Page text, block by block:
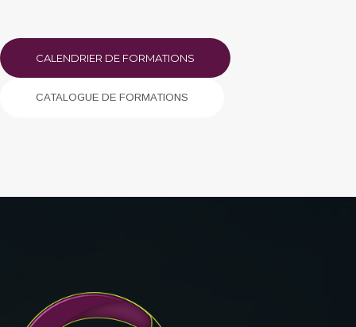
CALENDRIER DE FORMATIONS
CATALOGUE DE FORMATIONS